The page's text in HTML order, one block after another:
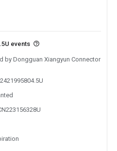
events
by Dongguan Xiangyun Connector